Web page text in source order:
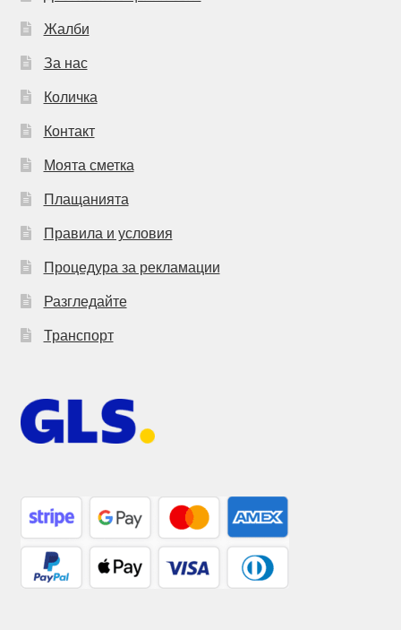
Жалби
За нас
Количка
Контакт
Моята сметка
Плащанията
Правила и условия
Процедура за рекламации
Разгледайте
Транспорт